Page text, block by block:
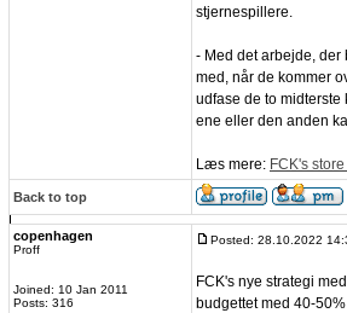
stjernespillere.
- Med det arbejde, der
med, når de kommer
udfase de to midterste
ene eller den anden
Læs mere: FCK's
Back to top
copenhagen
Proff
Joined: 10 Jan 2011
Posts: 316
Posted: 28.10.2022
FCK's nye strategi
budgettet med 40-